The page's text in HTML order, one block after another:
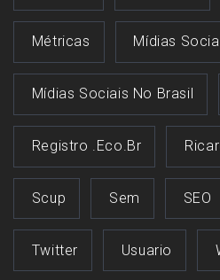
Métricas Mídias
Mídias Sociais No Brasil
Registro .eco.br
Scup Sem SEO
Twitter Usuario